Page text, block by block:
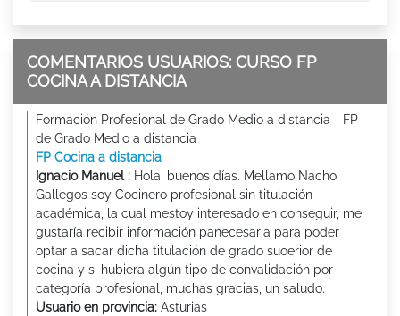
COMENTARIOS USUARIOS: CURSO FP
COCINA A DISTANCIA
Formación Profesional de Grado Medio a distancia - FP
de Grado Medio a distancia
FP Cocina a distancia
Ignacio Manuel : Hola, buenos días. Mellamo Nacho
Gallegos soy Cocinero profesional sin titulación
académica, la cual mestoy interesado en conseguir, me
gustaría recibir información panecesaria para poder
optar a sacar dicha titulación de grado suoerior de
cocina y si hubiera algún tipo de convalidación por
categoría profesional, muchas gracias, un saludo.
Usuario en provincia: Asturias